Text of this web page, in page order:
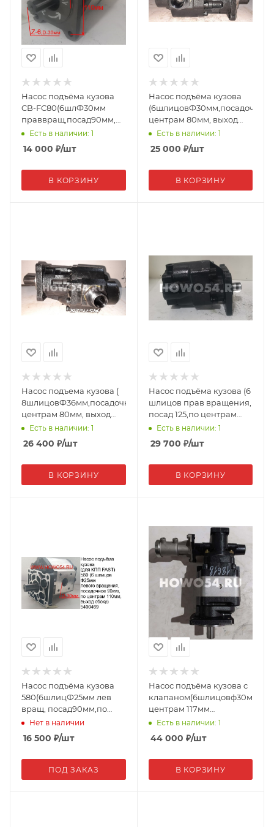
Насос подъёма кузова
CB-FC80(6шлФ30мм
праввращ,посад90мм,
по ц86*110мм,вых
сзади)CB-FC80 19227
Есть в наличии: 1
14 000 ₽/шт
В КОРЗИНУ
Насос подъёма кузова
центрам 80мм, выход
сбоку) 14571231C (12303)
Есть в наличии: 1
25 000 ₽/шт
В КОРЗИНУ
Насос подъема кузова (
8шлицовФ36мм,посадочноеФ80мм,по
центрам 80мм, выход
сбоку) 14571220C 00482
Есть в наличии: 1
26 400 ₽/шт
В КОРЗИНУ
Насос подъёма кузова (6
шлицов прав вращения,
посад 125,по центрам
115*115мм, выход сзади))
Есть в наличии: 1
29 700 ₽/шт
В КОРЗИНУ
Насос подъёма кузова
580(6шлицФ25мм лев
вращ, посад90мм,по
центр 110мм, вых
сбоку)CBT-E580 (00469)
Нет в наличии
16 500 ₽/шт
ПОД ЗАКАЗ
Насос подъёма кузова c
центрам 117мм
F100+33Q-E32 (18618)
Есть в наличии: 1
44 000 ₽/шт
В КОРЗИНУ